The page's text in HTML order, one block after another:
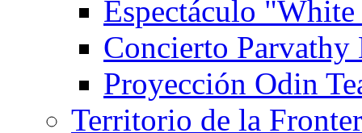
Espectáculo
Concierto Parvathy
Proyección Odin
Territorio de la